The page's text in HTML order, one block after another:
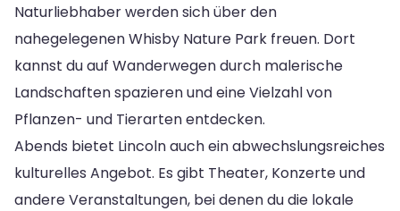
Naturliebhaber werden sich über den
nahegelegenen Whisby Nature Park freuen. Dort
kannst du auf Wanderwegen durch malerische
Landschaften spazieren und eine Vielzahl von
Pflanzen- und Tierarten entdecken.
Abends bietet Lincoln auch ein abwechslungsreiches
kulturelles Angebot. Es gibt Theater, Konzerte und
andere Veranstaltungen, bei denen du die lokale